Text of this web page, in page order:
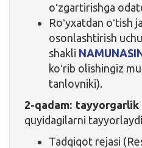
oʻzgartirishga
Roʻyxatdan oʻtish
osonlashtirish
shakli
koʻrib olishingiz
tanlovniki).
2-qadam:
quyidagilarni
Tadqiqot rejasi